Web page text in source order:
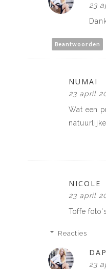
23
Beantwoorden
NUMAI
23 april
Wat een
NICOLE
23 april
Toffe
Reacties
23